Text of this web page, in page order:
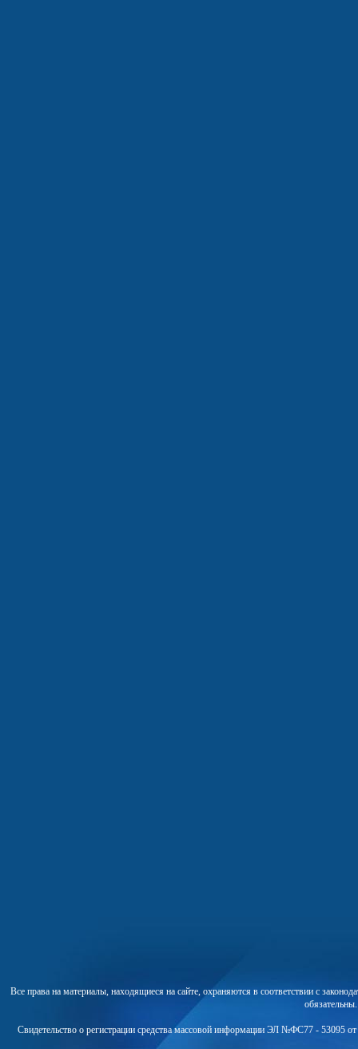
Все права на материалы, находящиеся на сайте, охраняются в соответствии с
Свидетельство о регистрации средства массовой информации ЭЛ №ФС77 - 53095